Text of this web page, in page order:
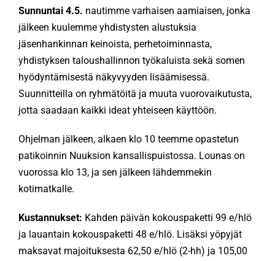
Sunnuntai 4.5. nautimme varhaisen aamiaisen, jonka
jälkeen kuulemme yhdistysten alustuksia
jäsenhankinnan keinoista, perhetoiminnasta,
yhdistyksen taloushallinnon työkaluista sekä somen
hyödyntämisestä näkyvyyden lisäämisessä.
Suunnitteilla on ryhmätöitä ja muuta vuorovaikutusta,
jotta saadaan kaikki ideat yhteiseen käyttöön.
Ohjelman jälkeen, alkaen klo 10 teemme opastetun
patikoinnin Nuuksion kansallispuistossa. Lounas on
vuorossa klo 13, ja sen jälkeen lähdemmekin
kotimatkalle.
Kustannukset: Kahden päivän kokouspaketti 99 e/hlö
ja lauantain kokouspaketti 48 e/hlö. Lisäksi yöpyjät
maksavat majoituksesta 62,50 e/hlö (2-hh) ja 105,00